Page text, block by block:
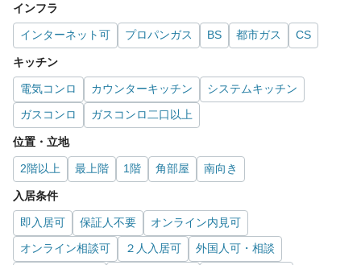
インフラ
インターネット可 プロパンガス BS 都市ガス CS
キッチン
電気コンロ カウンターキッチン
システムキッチン
ガスコンロ
ガスコンロ二口以上
位置・立地
2階以上 最上階 1階 角部屋 南向き
入居条件
即入居可 保証人不要
オンライン内見可
オンライン相談可
２人入居可
外国人可・相談